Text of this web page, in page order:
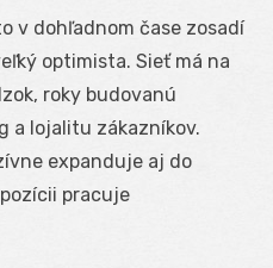
v dohľadnom čase zosadí
optimista. Sieť má na
roky budovanú
a lojalitu zákazníkov.
expanduje aj do
pracuje